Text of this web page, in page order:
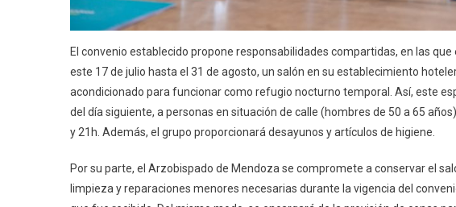
El convenio establecido propone responsabilidades compartidas, en las
este 17 de julio hasta el 31 de agosto, un salón en su establecimiento
acondicionado para funcionar como refugio nocturno temporal. Así, este
del día siguiente, a personas en situación de calle (hombres de 50 a 65
y 21h. Además, el grupo proporcionará desayunos y artículos de higiene.
Por su parte, el Arzobispado de Mendoza se compromete a conservar el
limpieza y reparaciones menores necesarias durante la vigencia del